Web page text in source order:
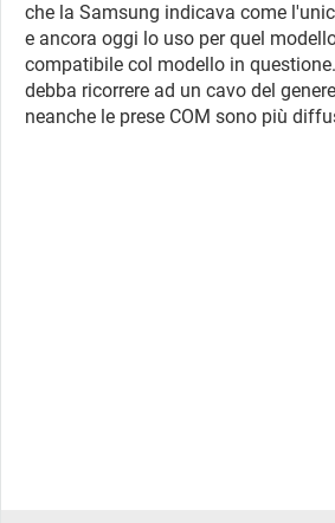
che la Samsung indicava come
e ancora oggi lo uso per quel
compatibile col modello in
debba ricorrere ad un cavo del
neanche le prese COM sono più